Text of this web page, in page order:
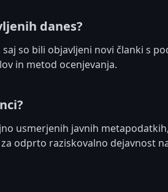
danes?
so bili objavljeni novi članki s
in metod ocenjevanja.
usmerjenih javnih
odprto raziskovalno dejavnost